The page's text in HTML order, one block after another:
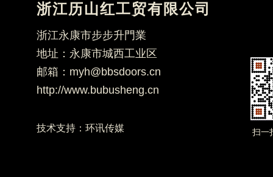
浙江历山红工贸有限公司
浙江永康市步步升門業
地址：永康市城西工业区
邮箱：myh@bbsdoors.cn
http://www.bubusheng.cn
技术支持： 环讯传媒 扫一